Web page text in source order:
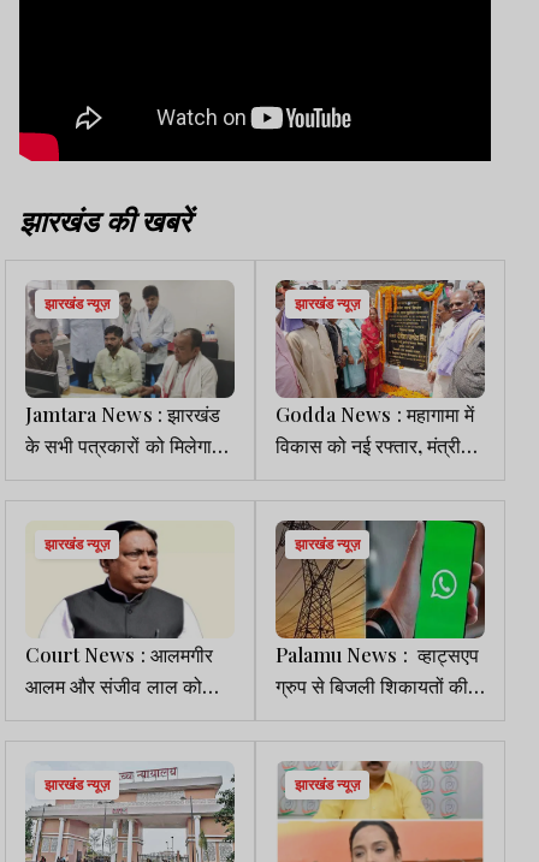
झारखंड की खबरें
झारखंड न्यूज़
Jamtara News : झारखंड
के सभी पत्रकारों को मिलेगा
स्वास्थ्य बीमा का लाभ- मंत्री
इरफान
झारखंड न्यूज़
Godda News : महागामा में
विकास को नई रफ्तार, मंत्री
दीपिका ने 1.47 करोड़ की
सड़क योजना का किया
शिलान्यास
झारखंड न्यूज़
Court News : आलमगीर
आलम और संजीव लाल को
सुप्रीम कोर्ट से मिली जमानत
झारखंड न्यूज़
Palamu News : व्हाट्सएप
ग्रुप से बिजली शिकायतों की
होगी मॉनिटरिंग
झारखंड न्यूज़ झारखंड न्यूज़